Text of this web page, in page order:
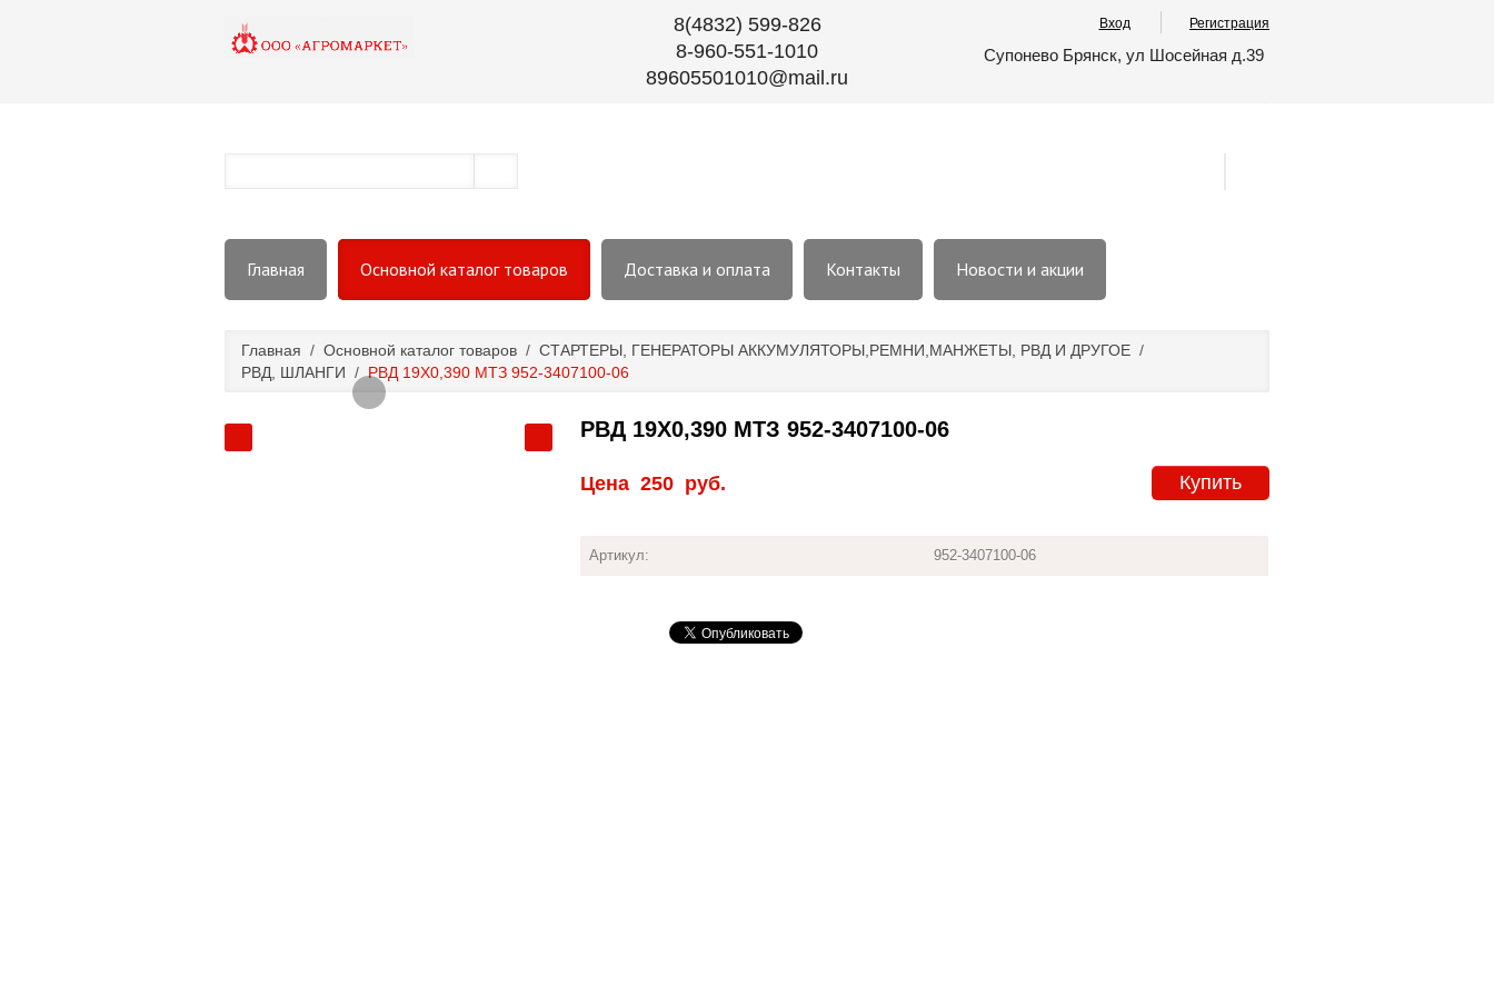
8(4832) 599-826
8-960-551-1010
89605501010@mail.ru
Вход Регистрация
Супонево Брянск, ул Шосейная д.39
Главная Основной каталог товаров Доставка и оплата Контакты Новости и акции
Главная / Основной каталог товаров / СТАРТЕРЫ, ГЕНЕРАТОРЫ АККУМУЛЯТОРЫ,РЕМНИ,МАНЖЕТЫ, РВД И ДРУГОЕ /
РВД, ШЛАНГИ / РВД 19Х0,390 МТЗ 952-3407100-06
РВД 19Х0,390 МТЗ 952-3407100-06
Купить
Цена 250 руб.
Артикул: 952-3407100-06